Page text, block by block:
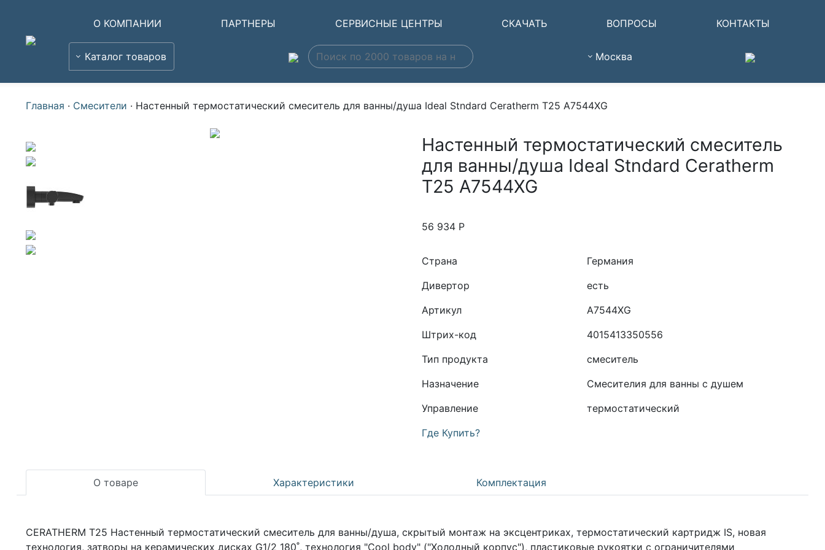
О КОМПАНИИ ПАРТНЕРЫ СЕРВИСНЫЕ ЦЕНТРЫ СКАЧАТЬ ВОПРОСЫ КОНТАКТЫ
Каталог товаров Москва
Главная · Смесители · Настенный термостатический смеситель для ванны/душа Ideal Stndard Ceratherm T25 A7544XG
Настенный термостатический смеситель
для ванны/душа Ideal Stndard Ceratherm
T25 A7544XG
56 934 Р
Страна
Германия
Дивертор
есть
Артикул
A7544XG
Штрих-код
4015413350556
Тип продукта
смеситель
Назначение
Смесителия для ванны с душем
Управление
термостатический
Где Купить?
О товаре Характеристики Комплектация
CERATHERM T25 Настенный термостатический смеситель для ванны/душа, скрытый монтаж на эксцентриках, термостатический картридж IS, новая
технология, затворы на керамических дисках G1/2 180˚, технология "Cool body" ("Холодный корпус"), пластиковые рукоятки с ограничителями